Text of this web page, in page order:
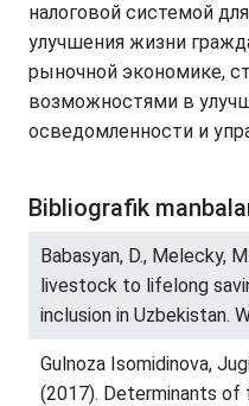
налоговой системой
улучшения жизни
рыночной экономике,
возможностями в
осведомленности и
Bibliografik
Babasyan, D., Melecky,
livestock to lifelong
inclusion in Uzbekistan.
Gulnoza Isomidinova,
(2017). Determinants of